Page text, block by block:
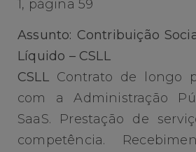
1, página 59
Assunto: Contribuição
Líquido – CSLL
CSLLContrato de longo
com a Administração
SaaS. Prestação de
competência.